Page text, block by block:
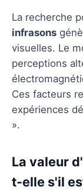
La recherche
infrasons
visuelles. Le
perceptions
Ces facteurs
expériences
».
La valeur
t-elle s'il